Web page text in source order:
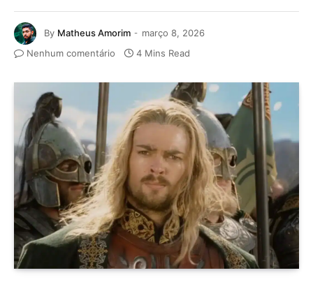
By Matheus Amorim
março 8, 2026
Nenhum comentário
4 Mins Read